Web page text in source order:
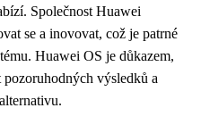
Společnost Huawei
se a inovovat, což je patrné
Huawei OS je důkazem,
pozoruhodných výsledků a